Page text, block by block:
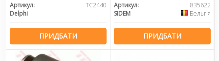
Артикул:
TC2440
Delphi
ПРИДБАТИ
Артикул:
835622
SIDEM
Бельгія
ПРИДБАТИ